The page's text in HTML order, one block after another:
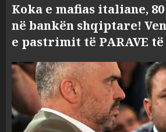
Koka e mafias italiane,
në bankën shqiptare!
e pastrimit të PARAVE